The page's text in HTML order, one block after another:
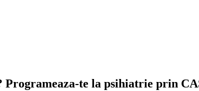
Programeaza-te la psihiatrie prin